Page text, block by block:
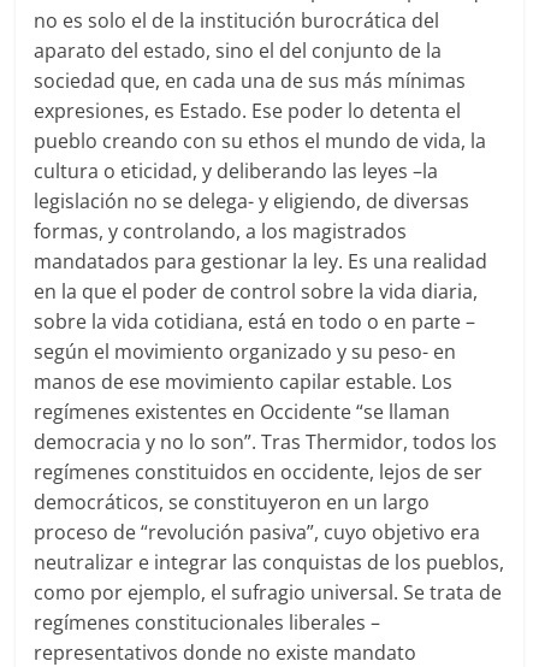
no es solo el de la institución burocrática del
aparato del estado, sino el del conjunto de la
sociedad que, en cada una de sus más mínimas
expresiones, es Estado. Ese poder lo detenta el
pueblo creando con su ethos el mundo de vida, la
cultura o eticidad, y deliberando las leyes –la
legislación no se delega- y eligiendo, de diversas
formas, y controlando, a los magistrados
mandatados para gestionar la ley. Es una realidad
en la que el poder de control sobre la vida diaria,
sobre la vida cotidiana, está en todo o en parte –
según el movimiento organizado y su peso- en
manos de ese movimiento capilar estable. Los
regímenes existentes en Occidente “se llaman
democracia y no lo son”. Tras Thermidor, todos los
regímenes constituidos en occidente, lejos de ser
democráticos, se constituyeron en un largo
proceso de “revolución pasiva”, cuyo objetivo era
neutralizar e integrar las conquistas de los pueblos,
como por ejemplo, el sufragio universal. Se trata de
regímenes constitucionales liberales –
representativos donde no existe mandato